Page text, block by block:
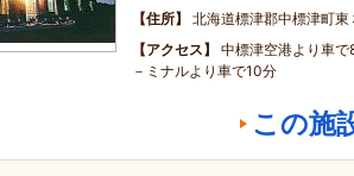
住所
北海道標津郡中標津町
アクセス
中標津空港より車
－ミナルより車で10分
この施